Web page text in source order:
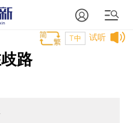
试听
T中
路